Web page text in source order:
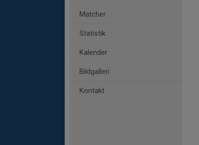
Matcher
Statistik
Kalender
Bildgalleri
Kontakt